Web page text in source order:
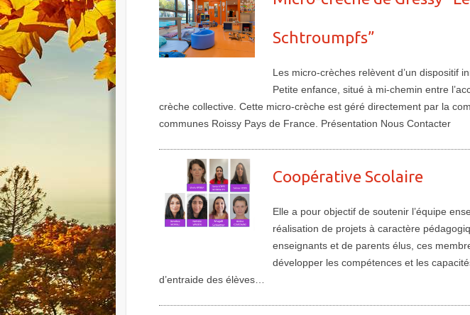
Schtroumpfs”
Les micro-crèches relèvent d’un dispositif
Petite enfance, situé à mi-chemin entre
crèche collective. Cette micro-crèche est géré directement par la
communes Roissy Pays de France. Présentation Nous Contacter
Coopérative Scolaire
Elle a pour objectif de soutenir l’équipe
réalisation de projets à caractère
enseignants et de parents élus, ces
développer les compétences et les
d’entraide des élèves…